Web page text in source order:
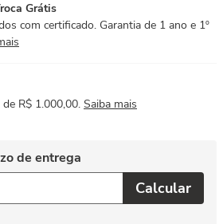
Grátis
com certificado. Garantia de 1 ano e 1º
R$ 1.000,00. Saiba mais